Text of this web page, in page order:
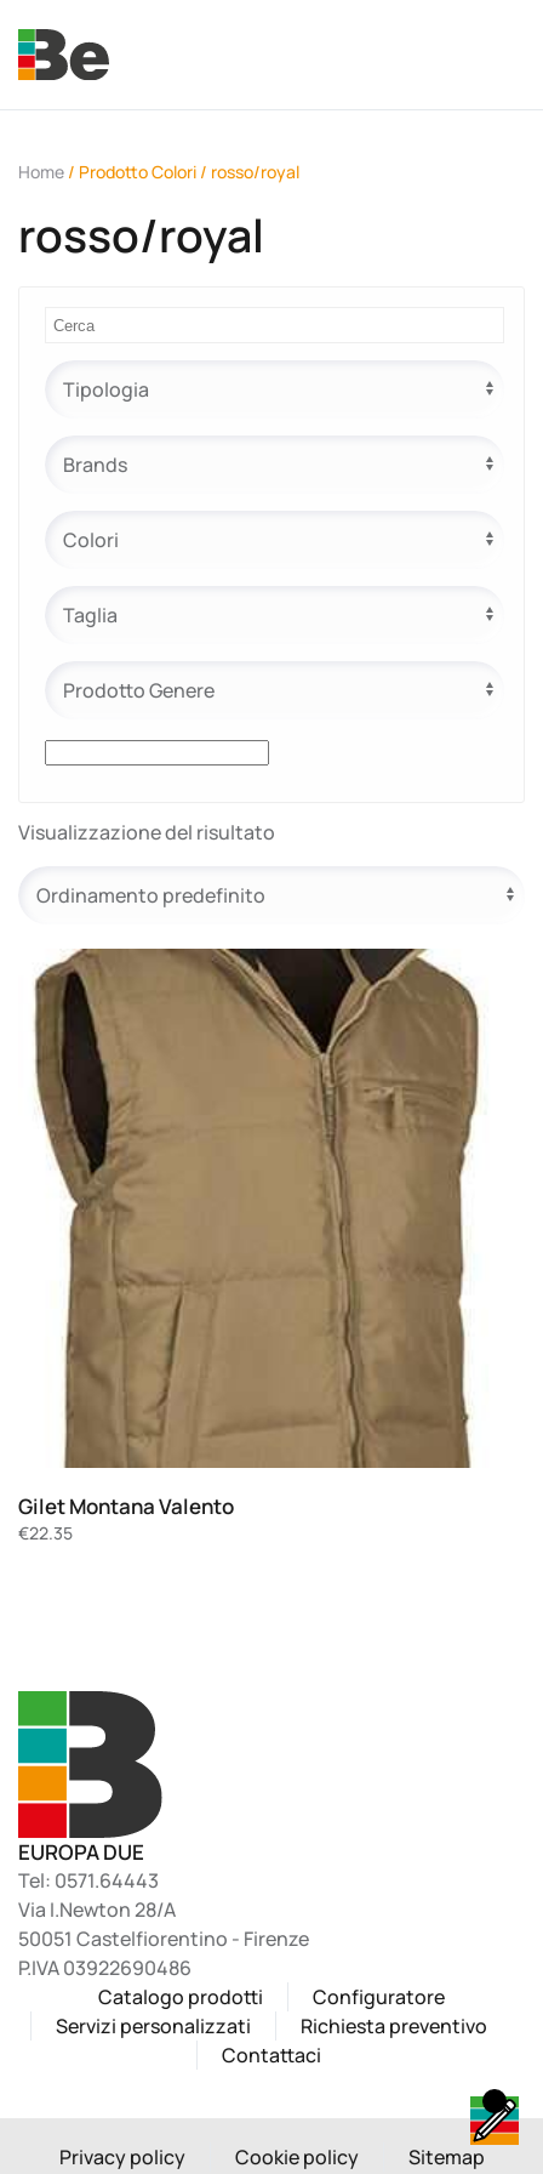
Skip to main content
Home / Prodotto Colori / rosso/royal
rosso/royal
Visualizzazione del risultato
Gilet Montana Valento
€22.35
EUROPA DUE
Tel: 0571.64443
Via I.Newton 28/A
50051 Castelfiorentino - Firenze
P.IVA 03922690486
Catalogo prodotti
Configuratore
Servizi personalizzati
Richiesta preventivo
Contattaci
Privacy policy Cookie policy Sitemap